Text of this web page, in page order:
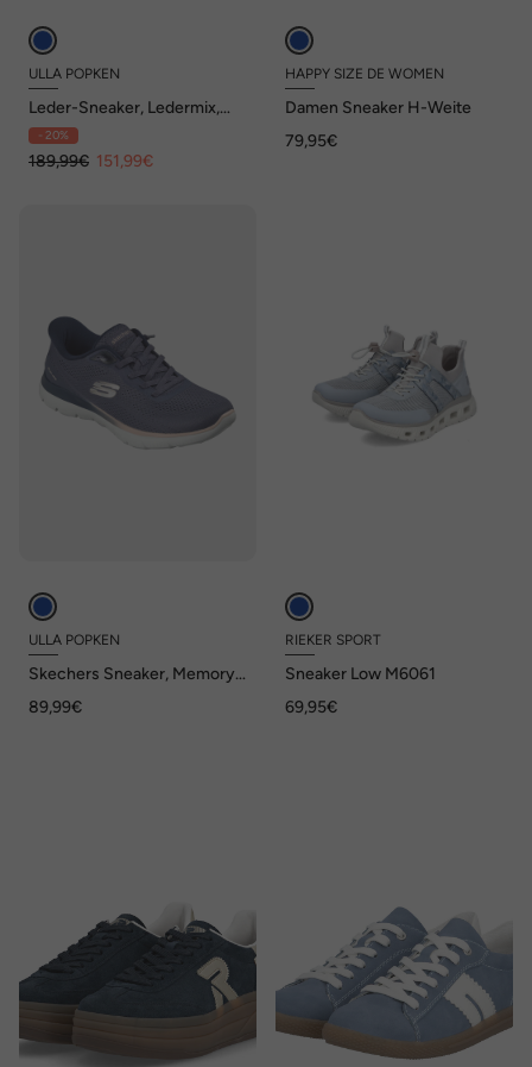
ULLA POPKEN
Leder-Sneaker, Ledermix,
Wechselfußbett, Weite H
- 20%
189,99€ 151,99€
HAPPY SIZE DE WOMEN
Damen Sneaker H-Weite
79,95€
ULLA POPKEN
Skechers Sneaker, Memory
Weite G
89,99€
RIEKER SPORT
Sneaker Low M6061
69,95€